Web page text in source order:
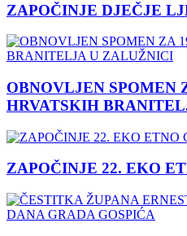
ZAPOČINJE DJEČJE
OBNOVLJEN SPOMEN
HRVATSKIH
ZAPOČINJE 22. EKO